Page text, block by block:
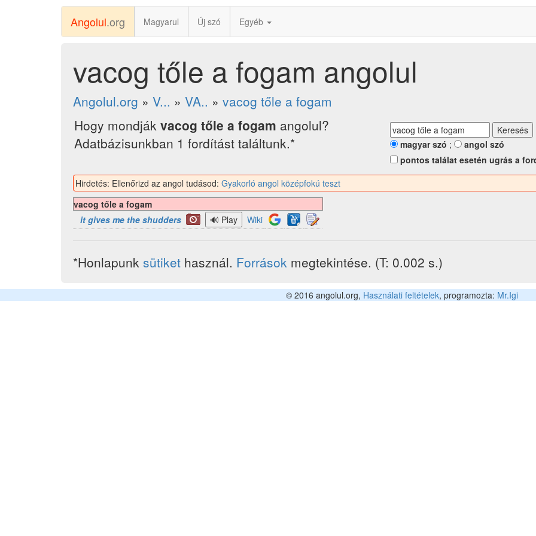
Angolul.org Magyarul Új szó Egyéb
vacog tőle a fogam angolul
Angolul.org » V... » VA.. » vacog tőle a fogam
Hogy mondják vacog tőle a fogam angolul?
Adatbázisunkban 1 fordítást találtunk.*
magyar szó ;
angol szó
pontos találat esetén ugrás a
Hirdetés: Ellenőrizd az angol tudásod: Gyakorló angol középfokú teszt
vacog tőle a fogam
it gives me the shudders
Wiki
*Honlapunk sütiket használ. Források megtekintése. (T: 0.002 s.)
© 2016 angolul.org, Használati feltételek, programozta: Mr.Igi